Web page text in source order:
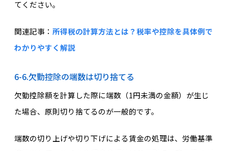
てください。
関連記事： 所得税の計算方法とは？税率や控除を具体例で
わかりやすく解説
6-6.欠勤控除の端数は切り捨てる
欠勤控除額を計算した際に端数（1円未満の金額）が生じ
た場合、原則切り捨てるのが一般的です。
端数の切り上げや切り下げによる賃金の処理は、労働基準